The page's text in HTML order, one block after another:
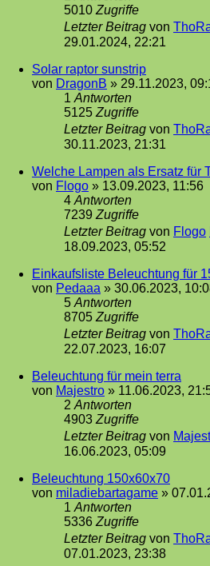
5010 Zugriffe
Letzter Beitrag von
29.01.2024, 22:21
Solar raptor sunstrip
von DragonB » 29.11.2023,
1 Antworten
5125 Zugriffe
Letzter Beitrag von
30.11.2023, 21:31
Welche Lampen als Ersatz für
von Flogo » 13.09.2023, 11:56
4 Antworten
7239 Zugriffe
Letzter Beitrag von Flogo
18.09.2023, 05:52
Einkaufsliste Beleuchtung für
von Pedaaa » 30.06.2023,
5 Antworten
8705 Zugriffe
Letzter Beitrag von
22.07.2023, 16:07
Beleuchtung für mein terra
von Majestro » 11.06.2023,
2 Antworten
4903 Zugriffe
Letzter Beitrag von
16.06.2023, 05:09
Beleuchtung 150x60x70
von miladiebartagame »
1 Antworten
5336 Zugriffe
Letzter Beitrag von
07.01.2023, 23:38